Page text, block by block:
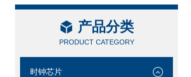
产品分类
PRODUCT CATEGORY
时钟芯片